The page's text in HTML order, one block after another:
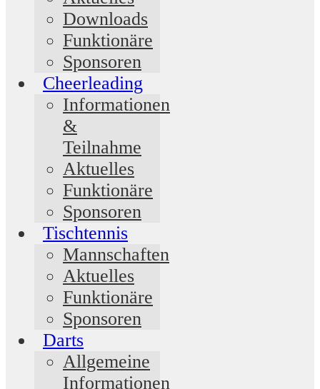
Downloads
Funktionäre
Sponsoren
Cheerleading
Informationen
&
Teilnahme
Aktuelles
Funktionäre
Sponsoren
Tischtennis
Mannschaften
Aktuelles
Funktionäre
Sponsoren
Darts
Allgemeine
Informationen